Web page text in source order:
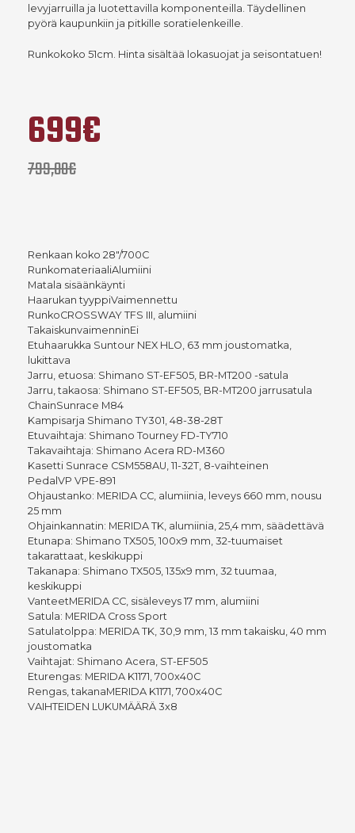
levyjarruilla ja luotettavilla komponenteilla. Täydellinen
pyörä kaupunkiin ja pitkille soratielenkeille.
Runkokoko 51cm. Hinta sisältää lokasuojat ja seisontatuen!
699€
799,00€
Renkaan koko 28"/700C
RunkomateriaaliAlumiini
Matala sisäänkäynti
Haarukan tyyppiVaimennettu
RunkoCROSSWAY TFS III, alumiini
TakaiskunvaimenninEi
Etuhaarukka Suntour NEX HLO, 63 mm joustomatka,
lukittava
Jarru, etuosa: Shimano ST-EF505, BR-MT200 -satula
Jarru, takaosa: Shimano ST-EF505, BR-MT200 jarrusatula
ChainSunrace M84
Kampisarja Shimano TY301, 48-38-28T
Etuvaihtaja: Shimano Tourney FD-TY710
Takavaihtaja: Shimano Acera RD-M360
Kasetti Sunrace CSM558AU, 11-32T, 8-vaihteinen
PedalVP VPE-891
Ohjaustanko: MERIDA CC, alumiinia, leveys 660 mm, nousu
25 mm
Ohjainkannatin: MERIDA TK, alumiinia, 25,4 mm, säädettävä
Etunapa: Shimano TX505, 100x9 mm, 32-tuumaiset
takarattaat, keskikuppi
Takanapa: Shimano TX505, 135x9 mm, 32 tuumaa,
keskikuppi
VanteetMERIDA CC, sisäleveys 17 mm, alumiini
Satula: MERIDA Cross Sport
Satulatolppa: MERIDA TK, 30,9 mm, 13 mm takaisku, 40 mm
joustomatka
Vaihtajat: Shimano Acera, ST-EF505
Eturengas: MERIDA K1171, 700x40C
Rengas, takanaMERIDA K1171, 700x40C
VAIHTEIDEN LUKUMÄÄRÄ 3x8